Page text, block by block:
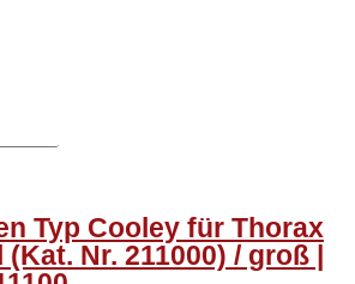
Typ Cooley für Thorax
Nr. 211000) / groß |